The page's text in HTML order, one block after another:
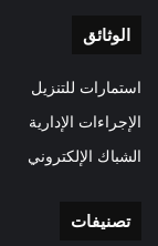
الوثائق
استمارات للتنزيل
الإجراءات الإدارية
الشباك الإلكتروني
تصنيفات